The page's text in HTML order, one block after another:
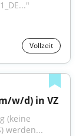
Vollzeit
w/d) in VZ
(keine
werden...